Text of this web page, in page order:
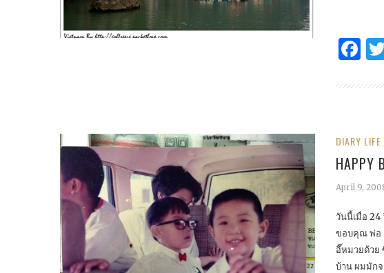
DIARY LIFE
HAPPY
April 9,
วันนี้เมื่อ 24
ขอบคุณ พ่อ
อี๊หมวยด้วย
บ้าน ผมมัก